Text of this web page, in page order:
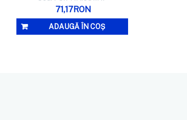
71,17RON
ADAUGĂ ÎN COȘ